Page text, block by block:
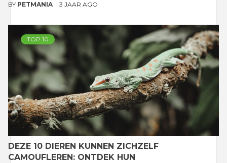
BY PETMANIA 3 JAAR AGO
TOP 10
DEZE 10 DIEREN KUNNEN ZICHZELF
CAMOUFLEREN: ONTDEK HUN